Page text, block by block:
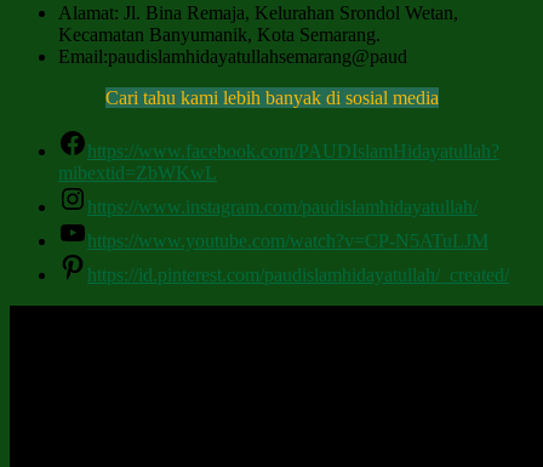
Alamat: Jl. Bina Remaja, Kelurahan Srondol Wetan,
Kecamatan Banyumanik, Kota Semarang.
Email:paudislamhidayatullahsemarang@paud
Cari tahu kami lebih banyak di sosial media
https://www.facebook.com/PAUDIslamHidayatullah?
mibextid=ZbWKwL
https://www.instagram.com/paudislamhidayatullah/
https://www.youtube.com/watch?v=CP-N5ATuLJM
https://id.pinterest.com/paudislamhidayatullah/_created/